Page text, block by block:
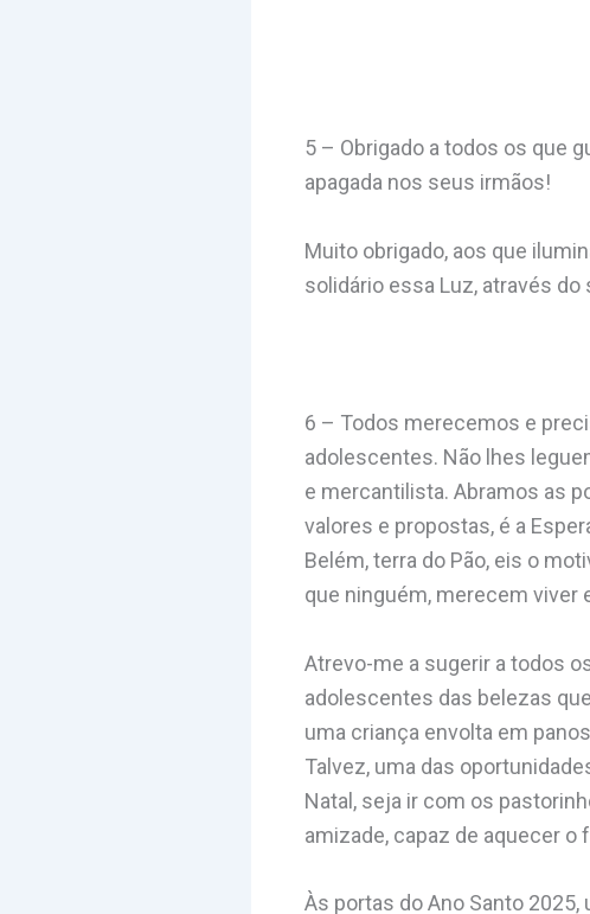
5 – Obrigado a todos os que
apagada nos seus irmãos!
Muito obrigado, aos que
solidário essa Luz, através
6 – Todos merecemos e
adolescentes. Não lhes
e mercantilista. Abramos as
valores e propostas, é a
Belém, terra do Pão, eis o
que ninguém, merecem viver
Atrevo-me a sugerir a todos
adolescentes das belezas
uma criança envolta em
Talvez, uma das
Natal, seja ir com os
amizade, capaz de aquecer o
Às portas do Ano Santo